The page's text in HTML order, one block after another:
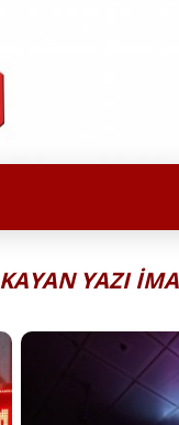
KAYAN YAZI